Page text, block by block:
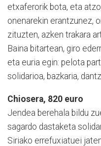
etxaferorik bota, eta
onenarekin erantzunez,
zituzten, azken trakara
Baina bitartean, giro
eta euria egin: pelota
solidarioa, bazkaria,
Chiosera, 820 euro
Jendea berehala bildu
sagardo dastaketa
Siriako errefuxiatuei